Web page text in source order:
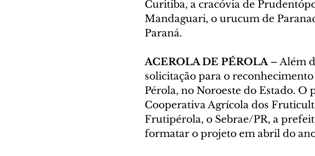
Curitiba, a cracóvia de
Mandaguari, o urucum de
Paraná.
ACEROLA DE PÉROLA – Além
solicitação para o
Pérola, no Noroeste do Estado.
Cooperativa Agrícola dos
Frutipérola, o Sebrae/PR, a
formatar o projeto em abril do